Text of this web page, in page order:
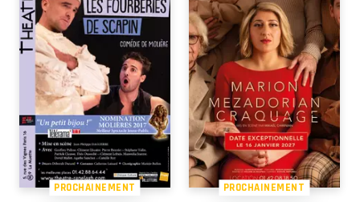
PROCHAINEMENT PROCHAINEMENT